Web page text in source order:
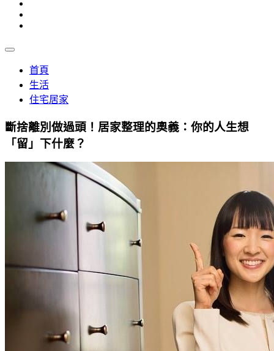
首頁
生活
住宅居家
斷捨離別做過頭！居家整理的奧義：你的人生想
「留」下什麼？